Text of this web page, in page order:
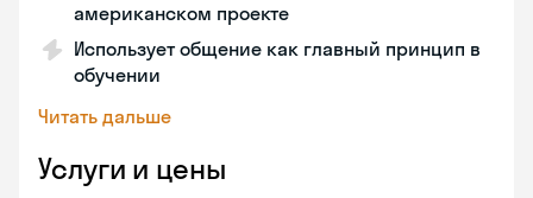
американском проекте
Использует общение как главный принцип в
обучении
Читать дальше
Услуги и цены